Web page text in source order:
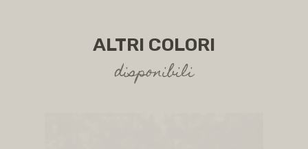
ALTRI COLORI
disponibili